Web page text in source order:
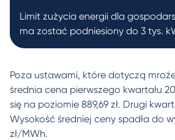
Limit zużycia energii dla
ma zostać podniesiony do 3 tys.
Poza ustawami, które dotyczą
średnia cena pierwszego kwartału
się na poziomie 889,69 zł. Drugi
Wysokość średniej ceny spadła do
zł/MWh.